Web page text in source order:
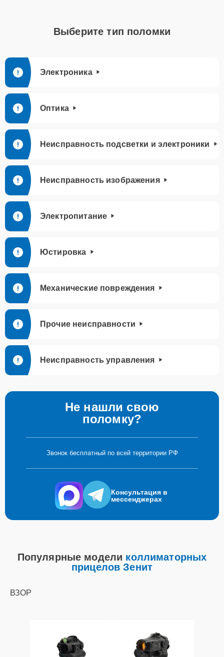
Выберите тип поломки
Электроника
Оптика
Неисправность подсветки и электроники
Неисправность изображения
Электропитание
Юстировка
Механические повреждения
Прочие неисправности
Неисправность управления
Не нашли свою
поломку?
Звонок бесплатный по всей территории РФ
Консультация в
мессенджерах
Популярные модели коллиматорных
прицелов Зенит
ВЗОР